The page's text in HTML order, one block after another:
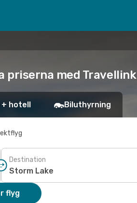
priserna med Travellink
+ hotell Biluthyrning
Destination
flyg